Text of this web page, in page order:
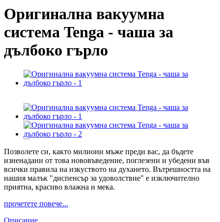
Оригинална вакуумна
система Tenga - чаша за
дълбоко гърло
Позволете си, както милиони мъже преди вас, да бъдете
изненадани от това нововъведение, поглезени и убедени във
всички правила на изкуството на духането. Вътрешността на
нашия малък "диспенсър за удоволствие" е изключително
приятна, красиво влажна и мека.
прочетете повече...